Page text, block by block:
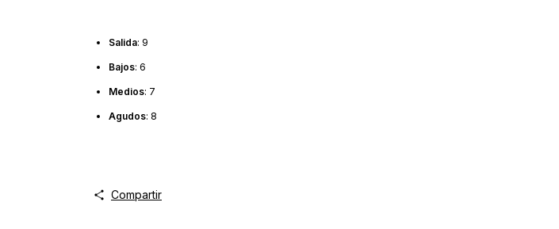
Salida: 9
Bajos: 6
Medios: 7
Agudos: 8
Compartir